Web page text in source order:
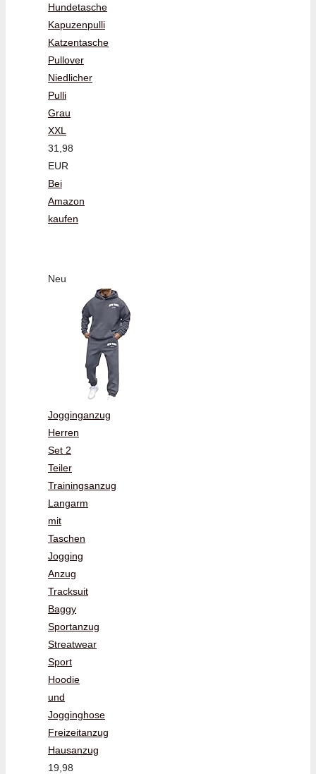
Hundetasche
Kapuzenpulli
Katzentasche
Pullover
Niedlicher
Pulli
Grau
XXL
31,98
EUR
Bei
Amazon
kaufen
Neu
Jogginganzug
Herren
Set 2
Teiler
Trainingsanzug
Langarm
mit
Taschen
Jogging
Anzug
Tracksuit
Baggy
Sportanzug
Streatwear
Sport
Hoodie
und
Jogginghose
Freizeitanzug
Hausanzug
19,98